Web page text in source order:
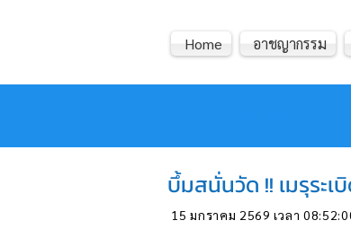
Home อาชญากรรม
บึ้มสนั่นวัด !! เมรุระ
15 มกราคม 2569 เวลา